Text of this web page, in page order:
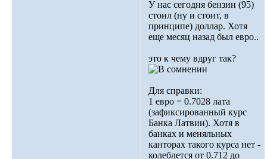
У нас сегодня бензин (95)
стоил (ну и стоит, в
принципе) доллар. Хотя
еще месяц назад был евро..
это к чему вдруг так?
Для справки:
1 евро = 0.7028 лата
(зафиксированный курс
Банка Латвии). Хотя в
банках и меняльных
канторах такого курса нет -
колеблется от 0.712 до